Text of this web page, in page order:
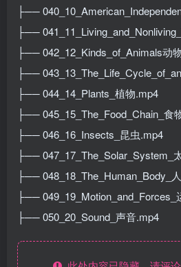
├──
├──
├── 042_12_Kinds_of_Animals动
├──
├── 044_14_Plants_植物.mp4
├── 045_15_The_Food_Chain_食
├── 046_16_Insects_昆虫.mp4
├── 047_17_The_Solar_System_
├── 048_18_The_Human_Body_
├── 049_19_Motion_and_Forces_
├── 050_20_Sound_声音.mp4